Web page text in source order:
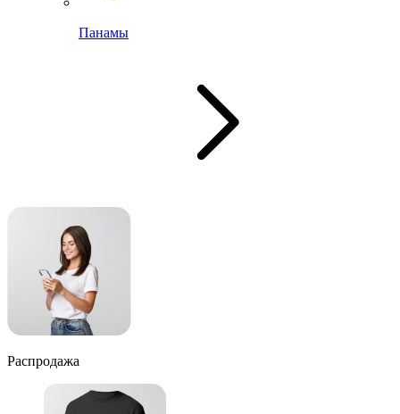
Панамы
Распродажа